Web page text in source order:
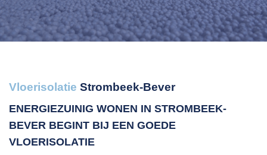
Vloerisolatie Strombeek-Bever
ENERGIEZUINIG WONEN IN STROMBEEK-
BEVER BEGINT BIJ EEN GOEDE
VLOERISOLATIE